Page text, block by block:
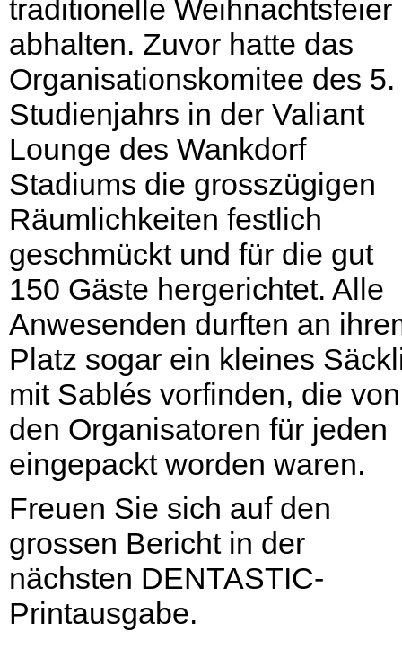
traditionelle Weihnachtsfeier
abhalten. Zuvor hatte das
Organisationskomitee des 5.
Studienjahrs in der Valiant
Lounge des Wankdorf
Stadiums die grosszügigen
Räumlichkeiten festlich
geschmückt und für die gut
150 Gäste hergerichtet. Alle
Anwesenden durften an
Platz sogar ein kleines
mit Sablés vorfinden, die von
den Organisatoren für jeden
eingepackt worden waren.
Freuen Sie sich auf den
grossen Bericht in der
nächsten DENTASTIC-
Printausgabe.